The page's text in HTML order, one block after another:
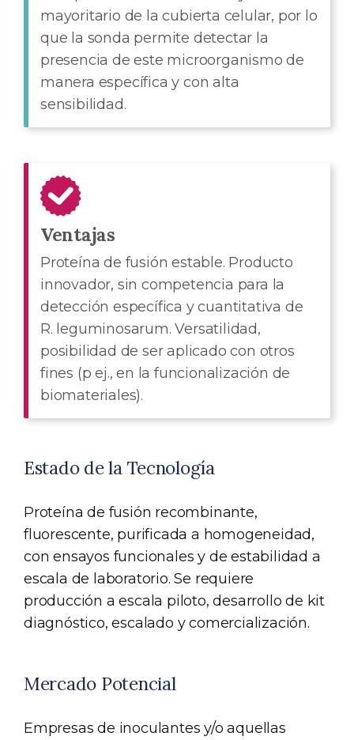
mayoritario de la cubierta celular, por lo
que la sonda permite detectar la
presencia de este microorganismo de
manera específica y con alta
sensibilidad.
Ventajas
Proteína de fusión estable. Producto
innovador, sin competencia para la
detección específica y cuantitativa de
R. leguminosarum. Versatilidad,
posibilidad de ser aplicado con otros
fines (p ej., en la funcionalización de
biomateriales).
Estado de la Tecnología
Proteína de fusión recombinante,
fluorescente, purificada a homogeneidad,
con ensayos funcionales y de estabilidad a
escala de laboratorio. Se requiere
producción a escala piloto, desarrollo de kit
diagnóstico, escalado y comercialización.
Mercado Potencial
Empresas de inoculantes y/o aquellas